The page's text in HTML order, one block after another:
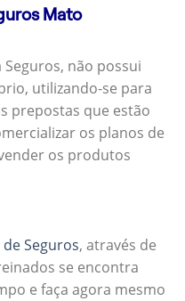
Mato
não possui
utilizando-se para
prepostas que estão
os planos de
os produtos
Seguros, através de
se encontra
e faça agora mesmo